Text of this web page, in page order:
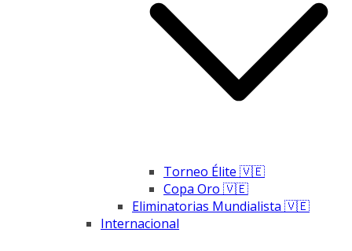
Torneo Élite 🇻🇪
Copa Oro 🇻🇪
Eliminatorias Mundialista 🇻🇪
Internacional